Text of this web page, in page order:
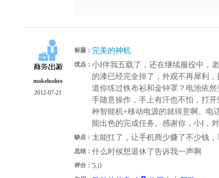
mokeluoluo
2012-07-21
标题： 完美的神机
优点： 小I伴我五载了，还在继续服役中，
的漆已经完全掉了，外观不再犀利
道你练过铁布衫和金钟罩？电池依
手随意操作，手上有汗也不怕，打
种智能机+移动电源的就得意啊。电
能出色的完成任务。感谢你，小I，
缺点： 太能扛了，让手机商少赚了不少钱，
总结： 什么时候想退休了告诉我一声啊
评分： 5.0